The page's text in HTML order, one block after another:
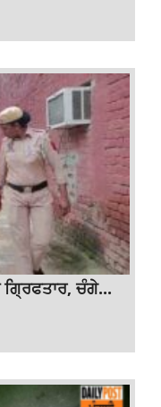
ਗ੍ਰਿਫਤਾਰ, ਚੰਗੇ...